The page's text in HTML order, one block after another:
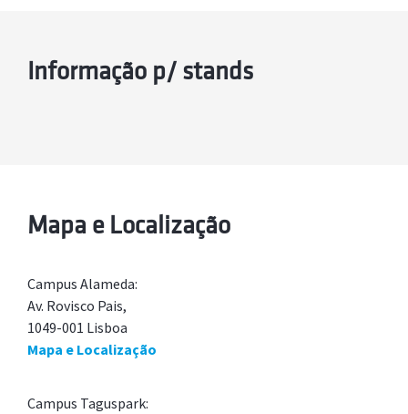
Informação p/ stands
Mapa e Localização
Campus Alameda:
Av. Rovisco Pais,
1049-001 Lisboa
Mapa e Localização
Campus Taguspark: